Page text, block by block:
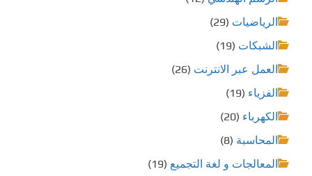
ق
ت
الرياضيات (29)
الشبكات (19)
العمل عبر الانترنت (26)
الفزياء (19)
الكهرباء (20)
المحاسبة (8)
المعالجات و لغة التجميع (19)